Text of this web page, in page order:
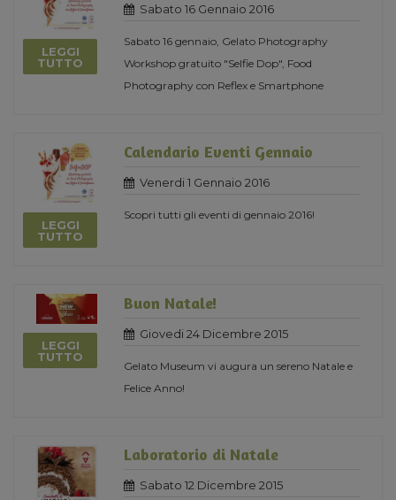
LEGGI
TUTTO
Sabato 16 Gennaio 2016
Sabato 16 gennaio, Gelato Photography
Workshop gratuito "Selfie Dop", Food
Photography con Reflex e Smartphone
LEGGI
TUTTO
Calendario Eventi Gennaio
Venerdi 1 Gennaio 2016
Scopri tutti gli eventi di gennaio 2016!
LEGGI
TUTTO
Buon Natale!
Giovedi 24 Dicembre 2015
Gelato Museum vi augura un sereno Natale e
Felice Anno!
Laboratorio di Natale
Sabato 12 Dicembre 2015